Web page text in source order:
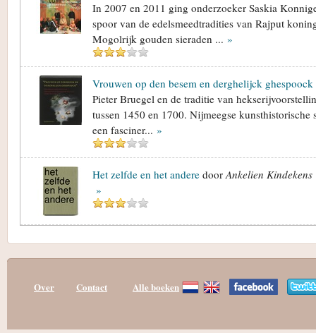
In 2007 en 2011 ging onderzoeker Saskia
spoor van de edelsmeedtradities van Rajput
Mogolrijk gouden sieraden ... »
Vrouwen op den besem en derghelijck ghespoock
Pieter Bruegel en de traditie van
tussen 1450 en 1700. Nijmeegse
een fasciner... »
Het zelfde en het andere doorAnkelien
»
Over Contact Alle boeken